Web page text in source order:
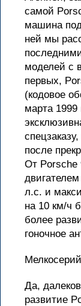
самой
машина
ней мы
моделей с
первых,
(кодовое
марта 1999
после
От Porsche
л.с. и
на 10 км/ч
более
гоночное
Да,
развитие